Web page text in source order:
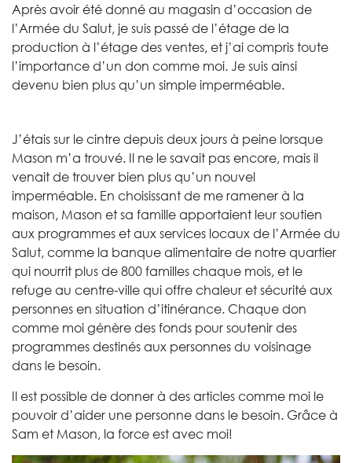
Après avoir été donné au magasin d’occasion de
l’Armée du Salut, je suis passé de l’étage de la
production à l’étage des ventes, et j’ai compris toute
l’importance d’un don comme moi. Je suis ainsi
devenu bien plus qu’un simple imperméable.
J’étais sur le cintre depuis deux jours à peine lorsque
Mason m’a trouvé. Il ne le savait pas encore, mais il
venait de trouver bien plus qu’un nouvel
imperméable. En choisissant de me ramener à la
maison, Mason et sa famille apportaient leur soutien
aux programmes et aux services locaux de l’Armée du
Salut, comme la banque alimentaire de notre quartier
qui nourrit plus de 800 familles chaque mois, et le
refuge au centre-ville qui offre chaleur et sécurité aux
personnes en situation d’itinérance. Chaque don
comme moi génère des fonds pour soutenir des
programmes destinés aux personnes du voisinage
dans le besoin.
Il est possible de donner à des articles comme moi le
pouvoir d’aider une personne dans le besoin. Grâce à
Sam et Mason, la force est avec moi!